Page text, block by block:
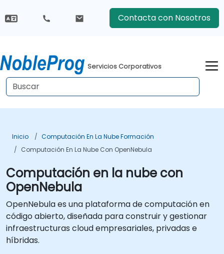
Contacta con Nosotros
Servicios Corporativos
Inicio
Computación En La Nube Formación
Computación En La Nube Con OpenNebula
Computación en la nube con
OpenNebula
OpenNebula es una plataforma de computación en
código abierto, diseñada para construir y gestionar
infraestructuras cloud empresariales, privadas e
híbridas.